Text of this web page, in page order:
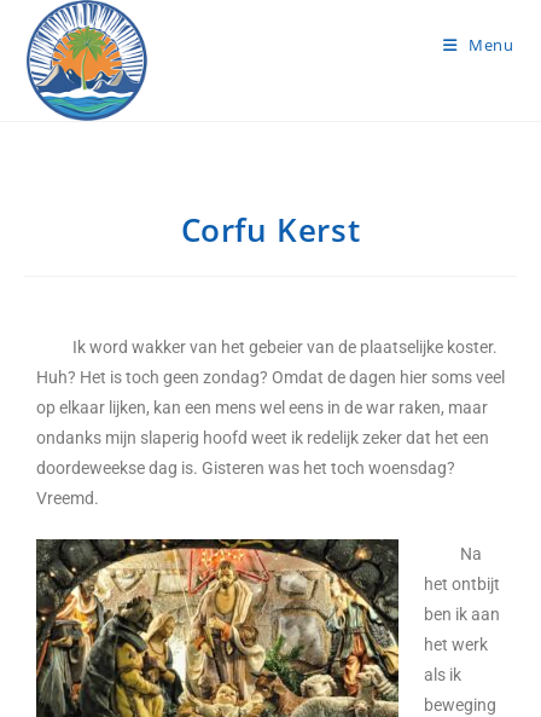
Menu
Corfu Kerst
Ik word wakker van het gebeier van de plaatselijke koster.
Huh? Het is toch geen zondag? Omdat de dagen hier soms veel
op elkaar lijken, kan een mens wel eens in de war raken, maar
ondanks mijn slaperig hoofd weet ik redelijk zeker dat het een
doordeweekse dag is. Gisteren was het toch woensdag?
Vreemd.
Na
het ontbijt
ben ik aan
het werk
als ik
beweging